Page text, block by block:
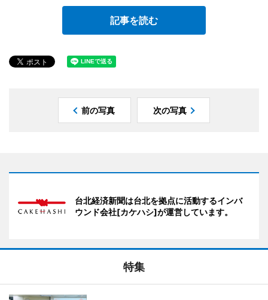
記事を読む
前の写真 次の写真
台北経済新聞は台北を拠点に活動するインバ
ウンド会社[カケハシ]が運営しています。
特集